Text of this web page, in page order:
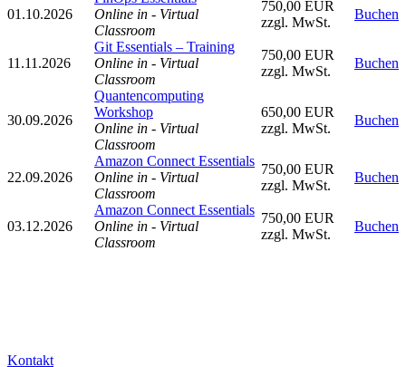
01.10.2026
Online in - Virtual
Classroom
750,00 EUR
zzgl. MwSt.
Buchen
11.11.2026
Git Essentials – Training
Online in - Virtual
Classroom
750,00 EUR
zzgl. MwSt.
Buchen
30.09.2026
Quantencomputing
Workshop
Online in - Virtual
Classroom
650,00 EUR
zzgl. MwSt.
Buchen
22.09.2026
Amazon Connect Essentials
Online in - Virtual
Classroom
750,00 EUR
zzgl. MwSt.
Buchen
03.12.2026
Amazon Connect Essentials
Online in - Virtual
Classroom
750,00 EUR
zzgl. MwSt.
Buchen
Kontakt